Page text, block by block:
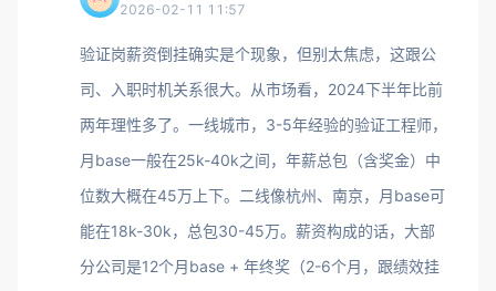
2026-02-11 11:57
验证岗薪资倒挂确实是个现象，但别太焦虑，这跟公
司、入职时机关系很大。从市场看，2024下半年比前
两年理性多了。一线城市，3-5年经验的验证工程师，
月base一般在25k-40k之间，年薪总包（含奖金）中
位数大概在45万上下。二线像杭州、南京，月base可
能在18k-30k，总包30-45万。薪资构成的话，大部
分公司是12个月base + 年终奖（2-6个月，跟绩效挂